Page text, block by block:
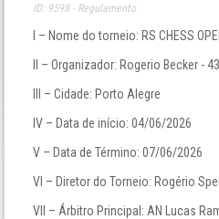
ID: 9598 - Regulamento
I – Nome do torneio: RS CHESS
II – Organizador: Rogerio Becker -
III – Cidade: Porto Alegre
IV – Data de início: 04/06/2026
V – Data de Término: 07/06/2026
VI – Diretor do Torneio: Rogério
VII – Árbitro Principal: AN Lucas